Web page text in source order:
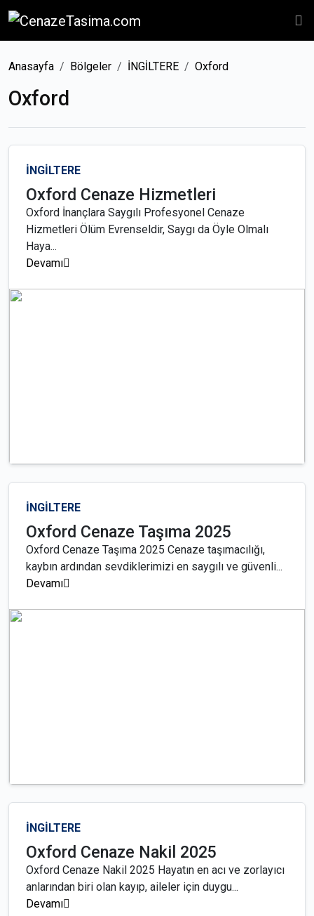
Anasayfa Bölgeler İNGİLTERE Oxford
Oxford
İNGİLTERE
Oxford Cenaze Hizmetleri
Oxford İnançlara Saygılı Profesyonel Cenaze
Hizmetleri Ölüm Evrenseldir, Saygı da Öyle Olmalı
Haya...
Devamı
İNGİLTERE
Oxford Cenaze Taşıma 2025
Oxford Cenaze Taşıma 2025 Cenaze taşımacılığı,
kaybın ardından sevdiklerimizi en saygılı ve güvenli...
Devamı
İNGİLTERE
Oxford Cenaze Nakil 2025
Oxford Cenaze Nakil 2025 Hayatın en acı ve zorlayıcı
anlarından biri olan kayıp, aileler için duygu...
Devamı